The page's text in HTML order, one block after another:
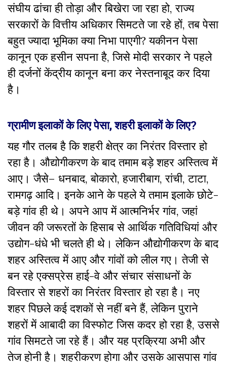
संघीय ढांचा ही तोड़ा और बिखेरा जा रहा हो, राज्य
सरकारों के वित्तीय अधिकार सिमटते जा रहे हों, तब पेसा
बहुत ज्यादा भूमिका क्या निभा पाएगी? यकीनन पेसा
कानून एक हसीन सपना है, जिसे मोदी सरकार ने पहले
ही दर्जनों केंद्रीय कानून बना कर नेस्तनाबूद कर दिया
है।
ग्रामीण इलाकों के लिए पेसा, शहरी इलाकों के लिए?
यह गौर तलब है कि शहरी क्षेत्र का निरंतर विस्तार हो
रहा है। औद्योगीकरण के बाद तमाम बड़े शहर अस्तित्व में
आए। जैसे– धनबाद, बोकारो, हजारीबाग, रांची, टाटा,
रामगढ़ आदि। इनके आने के पहले ये तमाम इलाके छोटे-
बड़े गांव ही थे। अपने आप में आत्मनिर्भर गांव, जहां
जीवन की जरूरतों के हिसाब से आर्थिक गतिविधियां और
उद्योग-धंधे भी चलते ही थे। लेकिन औद्योगीकरण के बाद
शहर अस्तित्व में आए और गांवों को लील गए। तेजी से
बन रहे एक्सप्रेस हाई-वे और संचार संसाधनों के
विस्तार से शहरों का निरंतर विस्तार हो रहा है। नए
शहर पिछले कई दशकों से नहीं बने हैं, लेकिन पुराने
शहरों में आबादी का विस्फोट जिस कदर हो रहा है, उससे
गांव सिमटते जा रहे हैं। और यह प्रक्रिया अभी और
तेज होनी है। शहरीकरण होगा और उसके आसपास गांव